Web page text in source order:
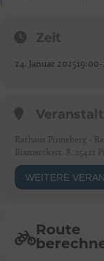
Zeit
24. Januar 202519:00-
Rathaus Pinneberg -
Bismarckstr. 8, 25421
WEITERE
Route